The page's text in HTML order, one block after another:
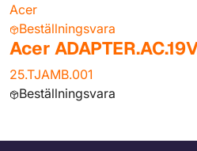
Acer
Beställningsvara
Acer
25.TJAMB.001
Beställningsvara